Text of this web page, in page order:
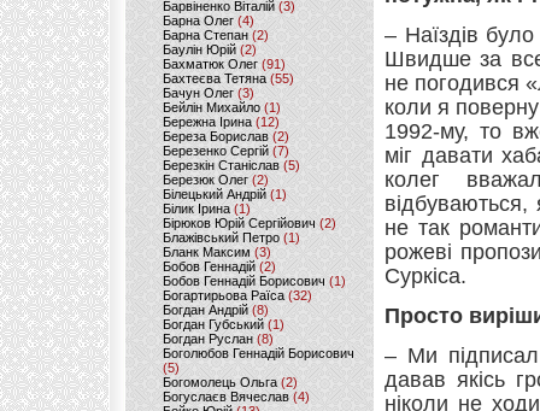
Барвіненко Віталій(3)
Барна Олег (4)
Барна Степан (2)
Баулін Юрій (2)
Бахматюк Олег (91)
Бахтеєва Тетяна(55)
Бачун Олег (3)
Бейлін Михайло (1)
Бережна Ірина(12)
Береза Борислав(2)
Березенко Сергій (7)
Березкін Станіслав (5)
Березюк Олег(2)
Білецький Андрій (1)
Білик Ірина (1)
Бірюков Юрій Сергійович (2)
Блажівський Петро (1)
Бланк Максим(3)
Бобов Геннадій (2)
Бобов Геннадій Борисович (1)
Богартирьова Раїса (32)
Богдан Андрій(8)
Богдан Губський (1)
Богдан Руслан(8)
Боголюбов Геннадій Борисович
(5)
Богомолець Ольга (2)
Богуслаєв Вячеслав (4)
– Наїздів було
Швидше за
не погодився
коли я
1992-му, то
міг давати
колег
не так
рожеві
Суркіса.
Просто
– Ми
давав якісь
ніколи не